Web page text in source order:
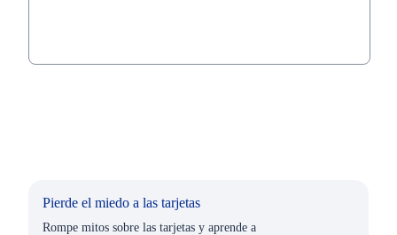
Pierde el miedo a las tarjetas
Rompe mitos sobre las tarjetas y aprende a